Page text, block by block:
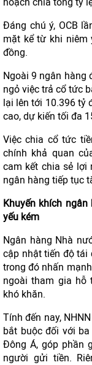
Đáng chú ý, OCB
mặt kể từ khi niêm
đồng.
Ngoài 9 ngân hàng
ngỏ việc trả cổ tức
lại lên tới 10.396 tỷ
cao, dự kiến tối đa
Việc chia cổ tức
chính khả quan
cam kết chia sẻ lợi
ngân hàng tiếp tục
Khuyến khích
yếu kém
Ngân hàng Nhà
cập nhật tiến độ tái
trong đó nhấn
ngoài tham gia hỗ
khó khăn.
Tính đến nay,
bắt buộc đối với
Đông Á, góp phần
người gửi tiền.